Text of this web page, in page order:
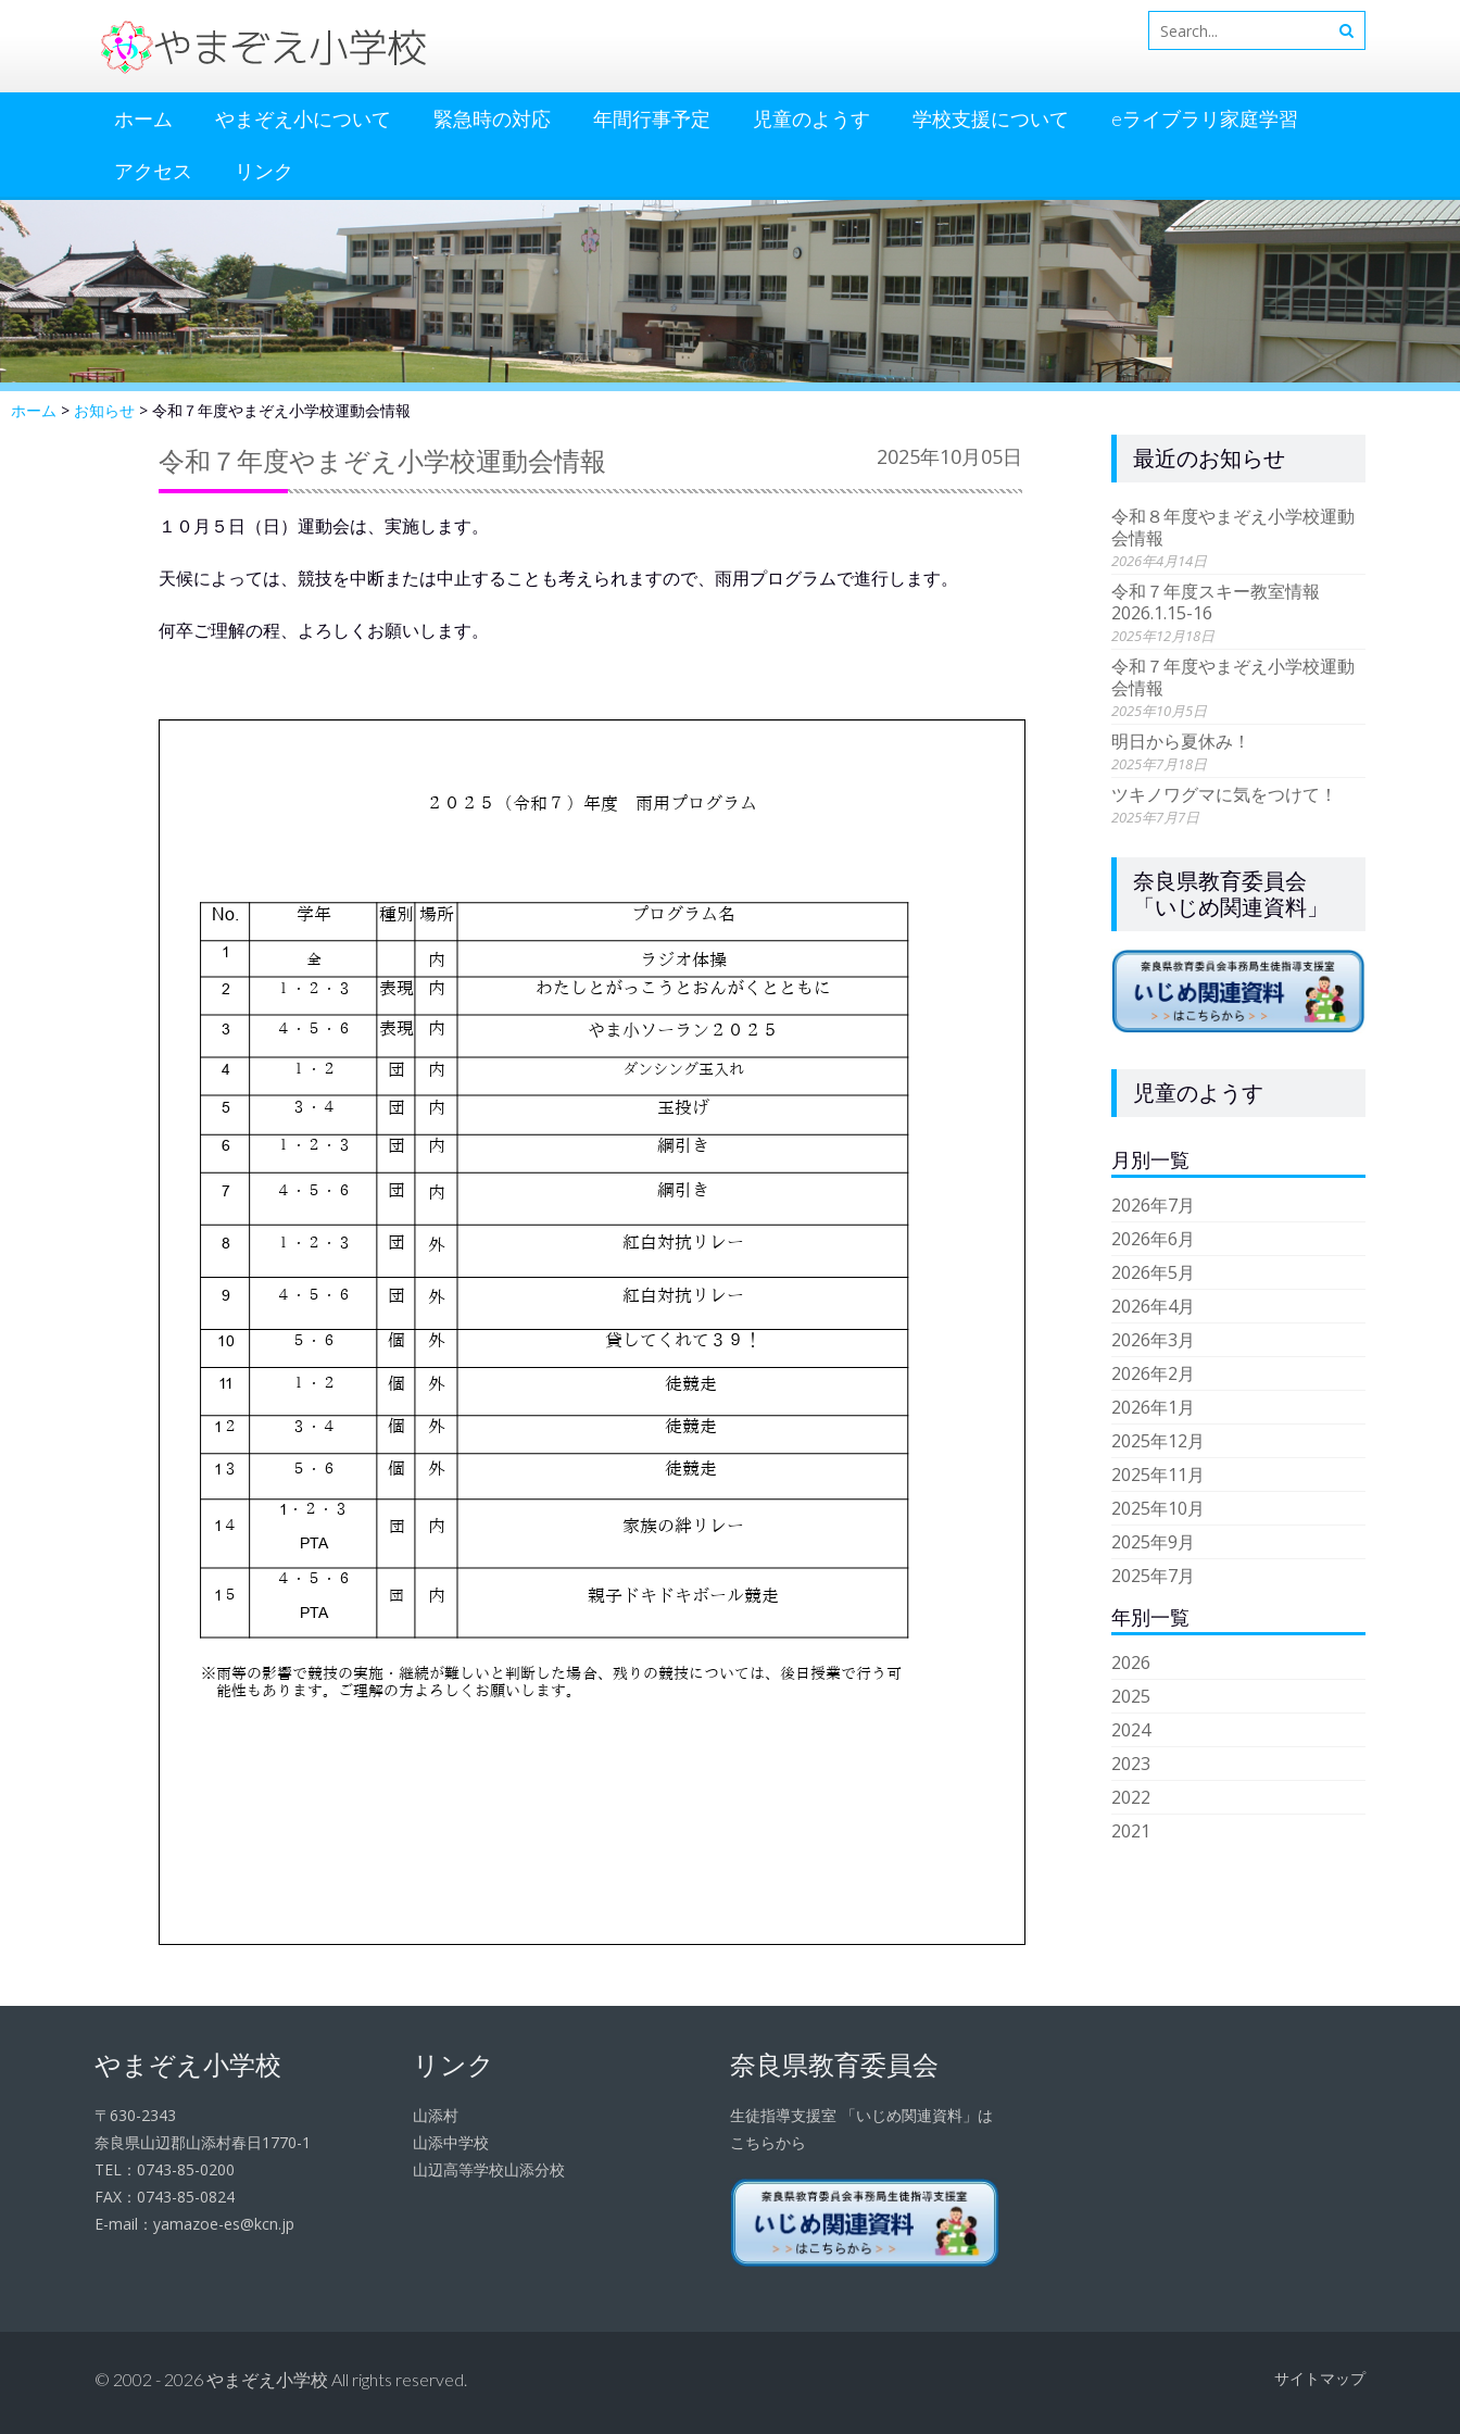
ホーム やまぞえ小について 緊急時の対応 年間行事予定 児童のようす 学校支援について eライブラリ家庭学習
アクセス リンク
ホーム > お知らせ > 令和７年度やまぞえ小学校運動会情報
令和７年度やまぞえ小学校運動会情報 2025年10月05日
１０月５日（日）運動会は、実施します。
天候によっては、競技を中断または中止することも考えられますので、雨用プログラムで進行します。
何卒ご理解の程、よろしくお願いします。
最近のお知らせ
令和８年度やまぞえ小学校運動
会情報
2026年4月14日
令和７年度スキー教室情報
2026.1.15-16
2025年12月18日
令和７年度やまぞえ小学校運動
会情報
2025年10月5日
明日から夏休み！
2025年7月18日
ツキノワグマに気をつけて！
2025年7月7日
奈良県教育委員会
「いじめ関連資料」
児童のようす
月別一覧
2026年7月
2026年6月
2026年5月
2026年4月
2026年3月
2026年2月
2026年1月
2025年12月
2025年11月
2025年10月
2025年9月
2025年7月
年別一覧
2026
2025
2024
2023
2022
2021
やまぞえ小学校
〒630-2343
奈良県山辺郡山添村春日1770-1
TEL：0743-85-0200
FAX：0743-85-0824
E-mail：yamazoe-es@kcn.jp
リンク
山添村
山添中学校
山辺高等学校山添分校
奈良県教育委員会
生徒指導支援室 「いじめ関連資料」は
こちらから
サイトマップ
© 2002 - 2026 やまぞえ小学校 All rights reserved.